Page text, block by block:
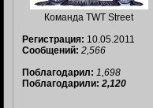
Команда TWT Street
Регистрация: 10.05.2011
Сообщений: 2,566
Поблагодарил: 1,698
Поблагодарили: 2,120